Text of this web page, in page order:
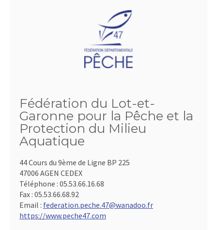
Fédération du Lot-et-
Garonne pour la Pêche et la
Protection du Milieu
Aquatique
44 Cours du 9ème de Ligne BP 225
47006 AGEN CEDEX
Téléphone : 05.53.66.16.68
Fax : 05.53.66.68.92
Email : federation.peche.47@wanadoo.fr
https://www.peche47.com